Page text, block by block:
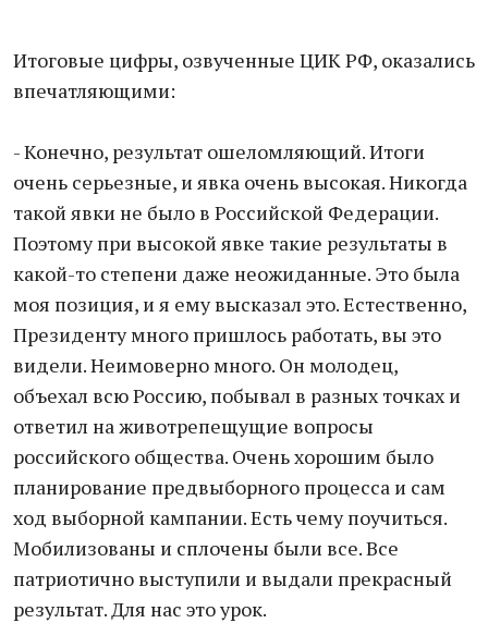
Итоговые цифры, озвученные ЦИК РФ, оказались
впечатляющими:
- Конечно, результат ошеломляющий. Итоги
очень серьезные, и явка очень высокая. Никогда
такой явки не было в Российской Федерации.
Поэтому при высокой явке такие результаты в
какой-то степени даже неожиданные. Это была
моя позиция, и я ему высказал это. Естественно,
Президенту много пришлось работать, вы это
видели. Неимоверно много. Он молодец,
объехал всю Россию, побывал в разных точках и
ответил на животрепещущие вопросы
российского общества. Очень хорошим было
планирование предвыборного процесса и сам
ход выборной кампании. Есть чему поучиться.
Мобилизованы и сплочены были все. Все
патриотично выступили и выдали прекрасный
результат. Для нас это урок.